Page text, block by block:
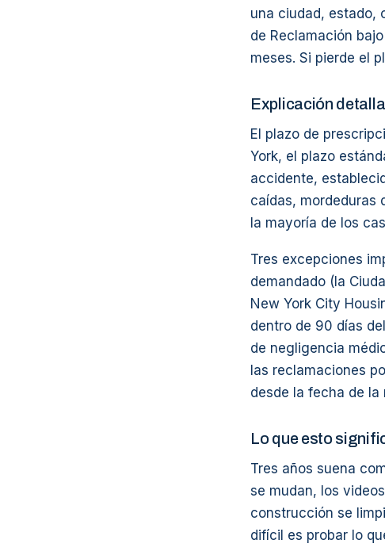
una ciudad, estado,
de Reclamación
meses. Si pierde el
Explicación
El plazo de
York, el plazo
accidente,
caídas, mordeduras
la mayoría de los
Tres excepciones
demandado (la
New York City
dentro de 90 días
de negligencia
las reclamaciones
desde la fecha de la
Lo que esto
Tres años suena
se mudan, los
construcción se
difícil es probar lo